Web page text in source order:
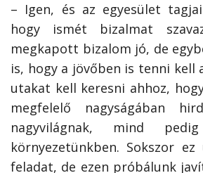
– Igen, és az egyesület
hogy ismét bizalmat
megkapott bizalom jó, de
is, hogy a jövőben is tenni kell
utakat kell keresni ahhoz,
megfelelő nagyságában
nagyvilágnak, mind
környezetünkben. Sokszor
feladat, de ezen próbálunk